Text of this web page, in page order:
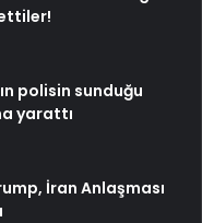
polisin sunduğu
yarattı
İran Anlaşması